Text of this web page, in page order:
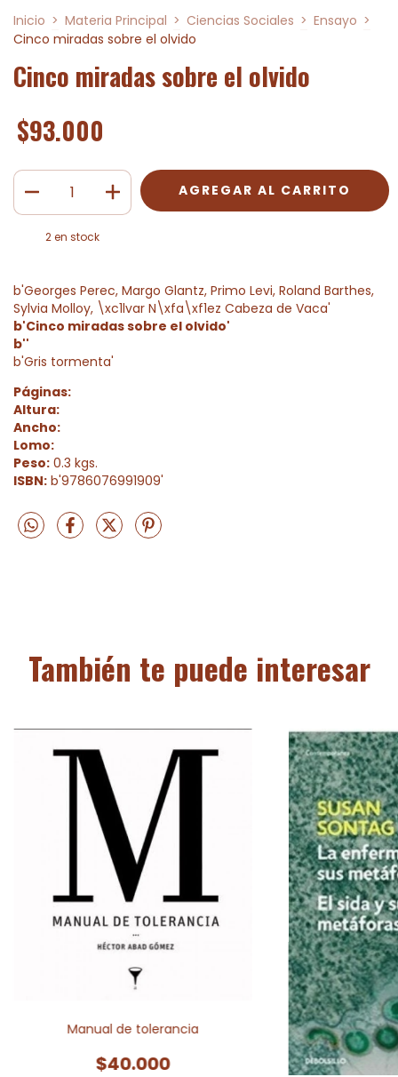
Inicio > Materia Principal > Ciencias Sociales > Ensayo >
Cinco miradas sobre el olvido
Cinco miradas sobre el olvido
$93.000
2en stock
b'Georges Perec, Margo Glantz, Primo Levi, Roland Barthes,
Sylvia Molloy, \xc1lvar N\xfa\xf1ez Cabeza de Vaca'
b'Cinco miradas sobre el olvido'
b''
b'Gris tormenta'
Páginas:
Altura:
Ancho:
Lomo:
Peso: 0.3 kgs.
ISBN: b'9786076991909'
También te puede interesar
Manual de tolerancia
$40.000